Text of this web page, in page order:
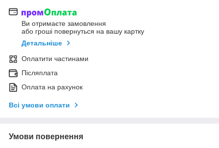
Ви отримаєте замовлення
або гроші повернуться на вашу картку
Детальніше
Оплатити частинами
Післяплата
Оплата на рахунок
Всі умови оплати
Умови повернення